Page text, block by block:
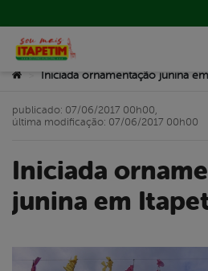
Você está aqui:
Iniciada ornamentação junina
Iniciada ornamentação
junina em
publicado: 07/06/2017 00h00,
última modificação: 07/06/2017 00h00